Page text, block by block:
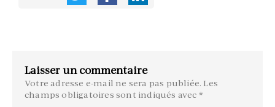
Laisser un commentaire
Votre adresse e-mail ne sera pas publiée. Les
champs obligatoires sont indiqués avec *